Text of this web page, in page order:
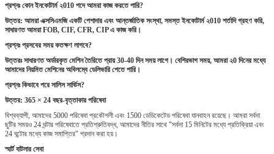
প্রশ্নঃ কোন ইনকোটার্ম ২010 পদে আমরা কাজ করতে পারি?
উত্তর: আমরা এক্সসিএমজি একটি পেশাদার এবং আন্তর্জাতিক সংস্থা, সমস্ত ইনকোটার্ম ২010 শর্তাদি গ্রহণ করি,
সাধারণত আমরা FOB, CIF, CFR, CIP এ কাজ করি।
প্রশ্নঃ প্রসবের সময় কতক্ষণ লাগবে?
উত্তরঃ সাধারণত অর্ডারকৃত মেশিন তৈরিতে প্রায় 30-40 দিন সময় লাগে। বেশিরভাগ সময়, আমরা ২0 দিনের মধ্যে
আমাদের নিয়মিত মেশিনের অবিলম্বে ডেলিভারি পেতে পারি।
প্রশ্নঃ কিভাবে পরে সালিস সার্ভিস?
উত্তর: 365 × 24 বছর-বৃত্তাকার পরিষেবা
বিশ্বব্যাপী, আমাদের 5000 পরিষেবা প্রকৌশলী এবং 1500 ডেডিকেটেড পরিষেবা যানবাহন রয়েছে। আমরা সর্বদা
ছুটির সময়ও 24 ঘন্টার পরিষেবাতে প্রতিশ্রুতিবদ্ধ, আমাদের নীতির সাথে "সর্বদা 15 মিনিটের মধ্যে প্রতিক্রিয়া এবং
24 ঘন্টাের মধ্যে কাজ সমাপ্তির" প্রদান করা হয়।
স্মার্ট বাটলার সেবা